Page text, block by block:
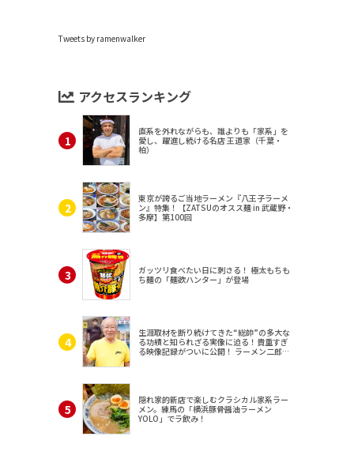
Tweets by ramenwalker
アクセスランキング
直系を外れながらも、誰よりも「家系」を
愛し、躍進し続ける名店 王道家（千葉・
柏）
東京が誇るご当地ラーメン『八王子ラーメ
ン』特集！【ZATSUのオスス麺 in 武蔵野・
多摩】第100回
ガッツリ食べたい日に刺さる！ 極太もちも
ち麺の「麺欲ハンター」が登場
生涯取材を断り続けてきた“総帥”の多大な
る功績と知られざる実像に迫る！貴重すぎ
る映像記録がついに公開！ ラーメン二郎
隠れ家的新店で楽しむクラシカル家系ラー
メン。練馬の「横浜豚骨醤油ラーメン
YOLO」でラ飲み！